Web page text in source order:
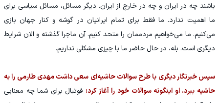
باشند چه در ایران و چه در خارج از ایران. دیگر مسائل، مسائل سیاسی برای
ما اهمیت ندارد. ما فقط برای تمام ایرانیان در گوشه و کنار جهان بازی
می‌کنیم. ما می‌خواهیم مردممان را متحد کنیم. آن ماجرا گذشته و الان شرایط
دیگری است. بله، در حال حاضر ما با چیزی مشکلی نداریم.
سپس خبرنگار دیگری با طرح سوالات حاشیه‌ای سعی داشت مهدی طارمی را به
حاشیه ببرد. او اینگونه سوالات خود را آغاز کرد: فوتبال برای شما چه معنایی